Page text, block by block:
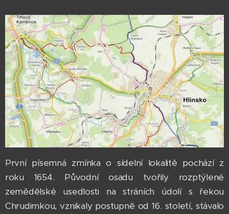
První písemná zmínka o sídelní lokalitě pochází z
roku 1654. Původní osadu tvořily rozptýlené
zemědělské usedlosti na stráních údolí s řekou
Chrudimkou, vznikaly postupně od 16. století, stávalo